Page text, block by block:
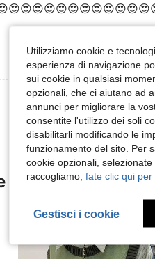
Visualizza Altre Recensioni
Utilizziamo cookie e
esperienza di navigazione
sui cookie in qualsiasi
opzionali, che ci aiutano ad
annunci per migliorare la
consentite l'utilizzo dei soli
disabilitarli modificando le
funzionamento del sito. Per
cookie opzionali,
raccogliamo, fate clic qui per
Gestisci i cookie